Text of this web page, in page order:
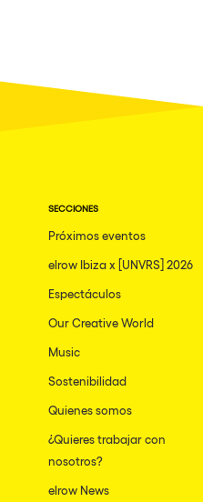
SECCIONES
Próximos eventos
elrow Ibiza x [UNVRS] 2026
Espectáculos
Our Creative World
Music
Sostenibilidad
Quienes somos
¿Quieres trabajar con
nosotros?
elrow News